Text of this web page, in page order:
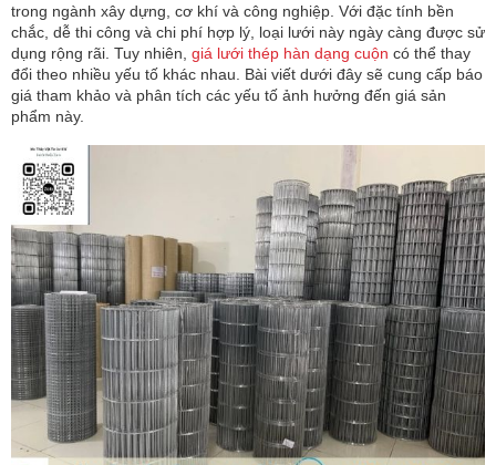
trong ngành xây dựng, cơ khí và công nghiệp. Với đặc tính bền
chắc, dễ thi công và chi phí hợp lý, loại lưới này ngày càng được sử
dụng rộng rãi. Tuy nhiên, giá lưới thép hàn dạng cuộn có thể thay
đổi theo nhiều yếu tố khác nhau. Bài viết dưới đây sẽ cung cấp báo
giá tham khảo và phân tích các yếu tố ảnh hưởng đến giá sản
phẩm này.